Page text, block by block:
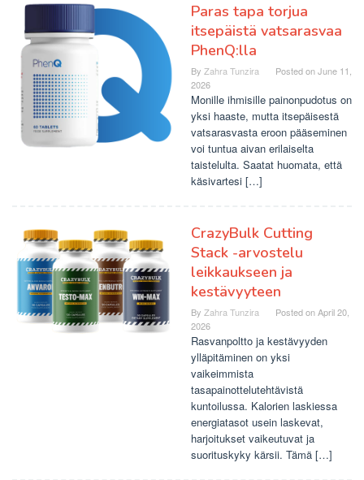
Paras tapa torjua
itsepäistä vatsarasvaa
PhenQ:lla
By Zahra Tunzira Posted onJune 11,
2026
Monille ihmisille painonpudotus on
yksi haaste, mutta itsepäisestä
vatsarasvasta eroon pääseminen
voi tuntua aivan erilaiselta
taistelulta. Saatat huomata, että
käsivartesi […]
CrazyBulk Cutting
Stack -arvostelu
leikkaukseen ja
kestävyyteen
By Zahra Tunzira Posted onApril 20,
2026
Rasvanpoltto ja kestävyyden
ylläpitäminen on yksi
vaikeimmista
tasapainottelutehtävistä
kuntoilussa. Kalorien laskiessa
energiatasot usein laskevat,
harjoitukset vaikeutuvat ja
suorituskyky kärsii. Tämä […]